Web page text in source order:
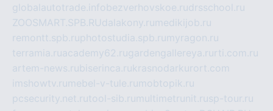
globalautotrade.info bezverhovskoe.rudrsschool.ru
ZOOSMART.SPB.RUdalakony.ru medikijob.ru
remontt.spb.ruphotostudia.spb.ru myragon.ru
terramia.ruacademy62.rugardengallereya.ru rti.com.ru
artem-news.rubiserinca.rukrasnodarkurort.com
imshowtv.ru mebel-v-tule.ru mobtopik.ru
pcsecurity.net.rutool-sib.ru multimetrunit.rusp-tour.ru